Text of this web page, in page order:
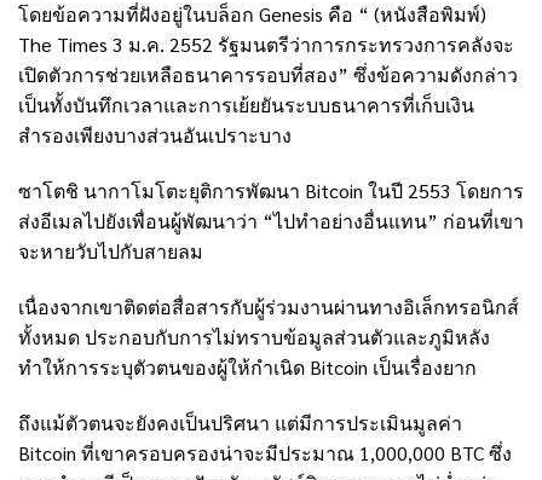
โดยข้อความที่ฝังอยู่ในบล็อก Genesis คือ “ (หนังสือพิมพ์)
The Times 3 ม.ค. 2552 รัฐมนตรีว่าการกระทรวงการคลังจะ
เปิดตัวการช่วยเหลือธนาคารรอบที่สอง” ซึ่งข้อความดังกล่าว
เป็นทั้งบันทึกเวลาและการเย้ยยันระบบธนาคารที่เก็บเงิน
สำรองเพียงบางส่วนอันเปราะบาง
ซาโตชิ นากาโมโตะยุติการพัฒนา Bitcoin ในปี 2553 โดยการ
ส่งอีเมลไปยังเพื่อนผู้พัฒนาว่า “ไปทำอย่างอื่นแทน” ก่อนที่เขา
จะหายวับไปกับสายลม
เนื่องจากเขาติดต่อสื่อสารกับผู้ร่วมงานผ่านทางอิเล็กทรอนิกส์
ทั้งหมด ประกอบกับการไม่ทราบข้อมูลส่วนตัวและภูมิหลัง
ทำให้การระบุตัวตนของผู้ให้กำเนิด Bitcoin เป็นเรื่องยาก
ถึงแม้ตัวตนจะยังคงเป็นปริศนา แต่มีการประเมินมูลค่า
Bitcoin ที่เขาครอบครองน่าจะมีประมาณ 1,000,000 BTC ซึ่ง